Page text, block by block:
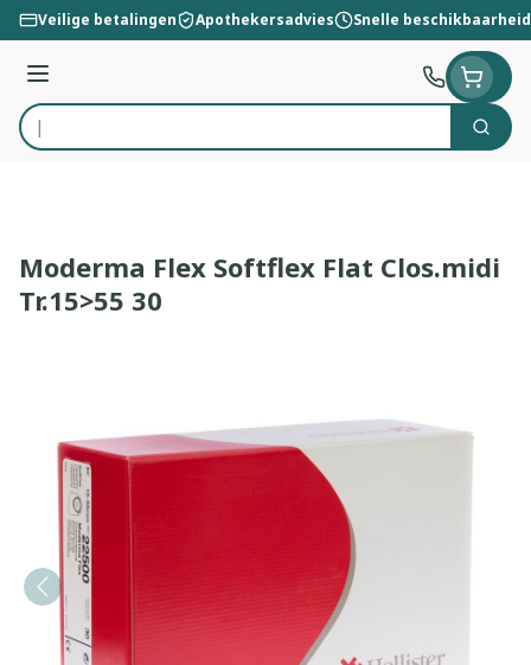
Ga naar de inhoud
Veilige betalingen Apothekersadvies Snelle beschikbaarheid
Menu
Product, merk, categorie...
Zoek
Moderma Flex Softflex Flat Clos.midi
Tr.15>55 30